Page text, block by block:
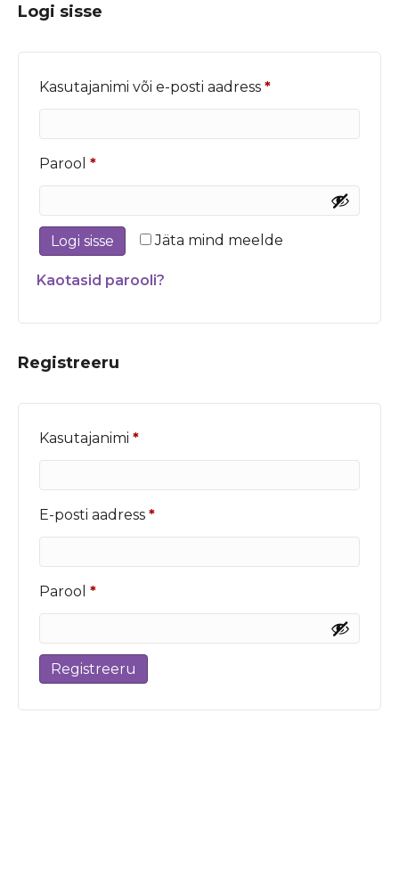
Logi sisse
Kasutajanimi või e-posti aadress *Nõutud
Parool *Nõutud
Jäta mind meelde
Logi sisse
Kaotasid parooli?
Registreeru
Kasutajanimi *Nõutud
E-posti aadress *Nõutud
Parool *Nõutud
Registreeru